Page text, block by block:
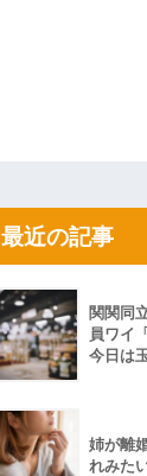
最近の記事
関関同
員ワイ
今日は
姉が離
れみた